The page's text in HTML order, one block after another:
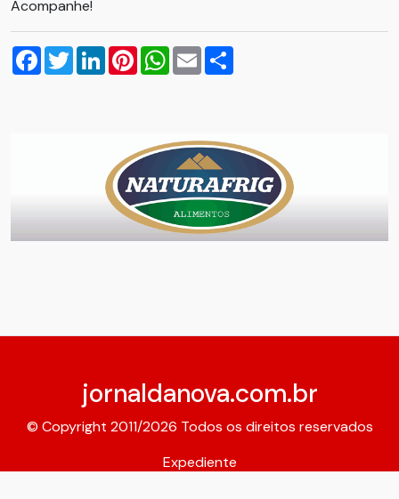
Acompanhe!
Facebook
TwitterLinkedInPinterestWhatsApp
Email
jornaldanova.com.br
© Copyright 2011/2026 Todos os direitos reservados
Expediente